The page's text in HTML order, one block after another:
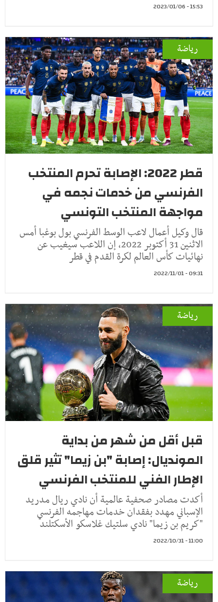
15:53 - 2023/01/06
رياضة
قطر 2022: الإصابة تحرم المنتخب
الفرنسي من خدمات نجمه في
مواجهة المنتخب التونسي
قال وكيل أعمال لاعب الوسط الفرنسي بول بوغبا أمس
الاثنين 31 أكتوبر 2022، إن اللاعب سيغيب عن
نهائيات كأس العالم لكرة القدم في قطر
09:31 - 2022/11/01
رياضة
قبل أقل من شهر من بداية
المونديال: إصابة "بن زيما" تثير قلق
الإطار الفني للمنتخب الفرنسي
أكدت مصادر صحفية عالمية أن نادي ريال مدريد
الإسباني مهدد بفقدان خدمات مهاجمه الفرنسي
"كريم بن زيما" نادي سلتيك غلاسكو الأسكتلند
11:00 - 2022/10/31
رياضة